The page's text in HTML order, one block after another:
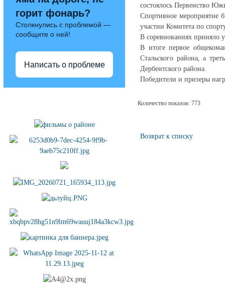
горит фонарь?
Столкнулись с проблемой —
сообщите о ней!
Написать о проблеме
состоялось Первенство
Спортивное
участии Комитета по
В соревнованиях приняло
В итоге первое
Стальского района, а
Дербентского района.
Победители и призеры
Количество показов: 773
Возврат к списку